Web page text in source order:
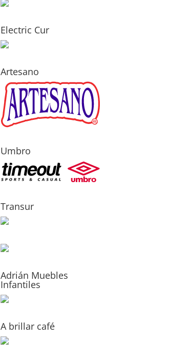
Electric Cur
Artesano
Umbro
Transur
Adrián Muebles
Infantiles
A brillar café